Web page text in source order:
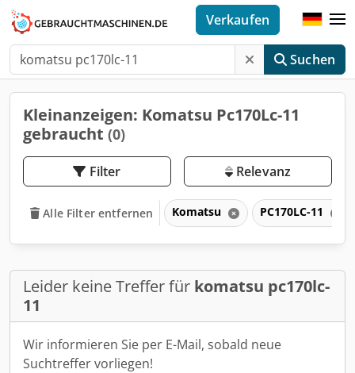
Suchen
Verkaufen
Kleinanzeigen: Komatsu Pc170Lc-11
gebraucht (0)
Filter Relevanz
Alle Filter entfernen Komatsu PC170LC-11
Leider keine Treffer für komatsu pc170lc-
11
Wir informieren Sie per E-Mail, sobald neue
Suchtreffer vorliegen!